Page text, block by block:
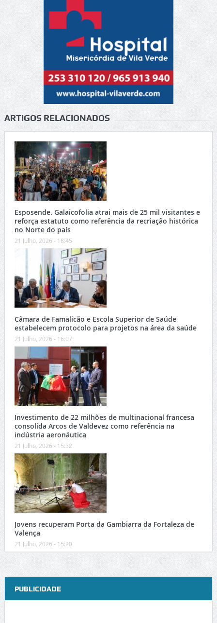
ARTIGOS RELACIONADOS
Esposende. Galaicofolia atrai mais de 25 mil visitantes e
reforça estatuto como referência da recriação histórica
no Norte do país
21 Julho, 2026 - 18:45
Câmara de Famalicão e Escola Superior de Saúde
estabelecem protocolo para projetos na área da saúde
21 Julho, 2026 - 16:07
Investimento de 22 milhões de multinacional francesa
consolida Arcos de Valdevez como referência na
indústria aeronáutica
21 Julho, 2026 - 15:32
Jovens recuperam Porta da Gambiarra da Fortaleza de
Valença
21 Julho, 2026 - 15:20
PUBLICIDADE